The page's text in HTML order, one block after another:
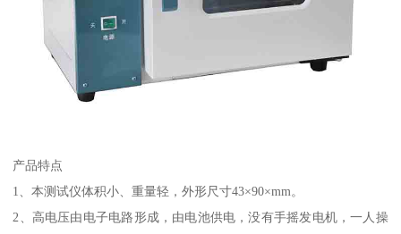
产品特点
1、本测试仪体积小、重量轻，外形尺寸43×90×mm。
2、高电压由电子电路形成，由电池供电，没有手摇发电机，一人操